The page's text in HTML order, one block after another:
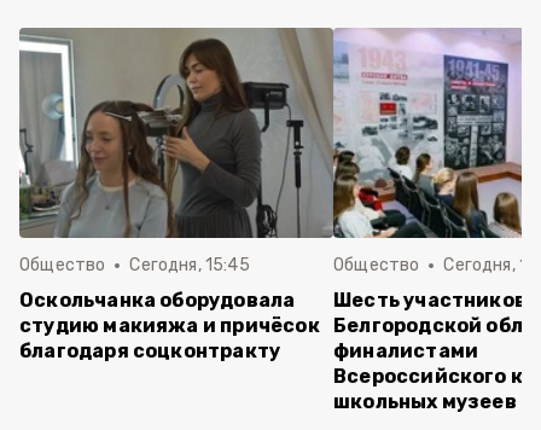
Общество Сегодня, 15:45
Оскольчанка оборудовала
студию макияжа и причёсок
благодаря соцконтракту
Общество Сегодня,
Шесть участников
Белгородской
финалистами
Всероссийского
школьных музеев